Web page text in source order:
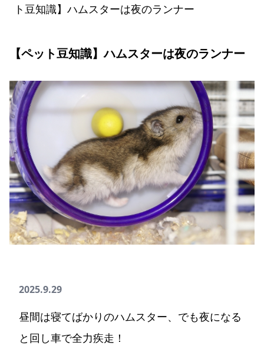
ト豆知識】ハムスターは夜のランナー
【ペット豆知識】ハムスターは夜のランナー
2025.9.29
昼間は寝てばかりのハムスター、でも夜になる
と回し車で全力疾走！